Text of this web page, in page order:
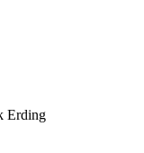
Erding